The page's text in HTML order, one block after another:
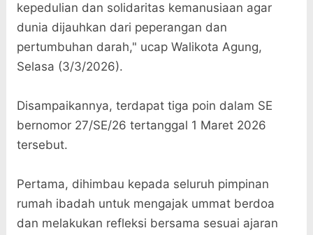
kepedulian dan solidaritas kemanusiaan agar
dunia dijauhkan dari peperangan dan
pertumbuhan darah," ucap Walikota Agung,
Selasa (3/3/2026).
Disampaikannya, terdapat tiga poin dalam SE
bernomor 27/SE/26 tertanggal 1 Maret 2026
tersebut.
Pertama, dihimbau kepada seluruh pimpinan
rumah ibadah untuk mengajak ummat berdoa
dan melakukan refleksi bersama sesuai ajaran